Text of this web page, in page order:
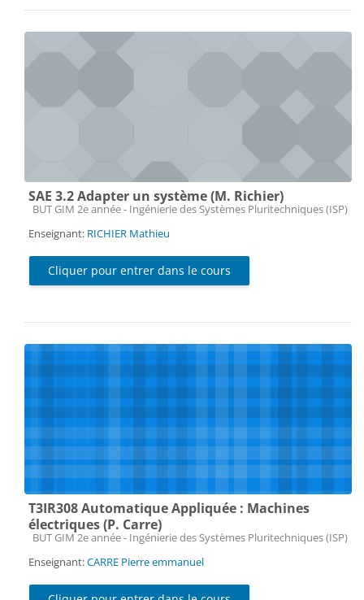
SAE 3.2 Adapter un système (M. Richier)
Catégorie de cours
BUT GIM 2e année - Ingénierie des Systèmes Pluritechniques (ISP)
Enseignant: RICHIER Mathieu
Cliquer pour entrer dans le cours
T3IR308 Automatique Appliquée : Machines
électriques (P. Carre)
Catégorie de cours
BUT GIM 2e année - Ingénierie des Systèmes Pluritechniques (ISP)
Enseignant:CARRE Pierre emmanuel